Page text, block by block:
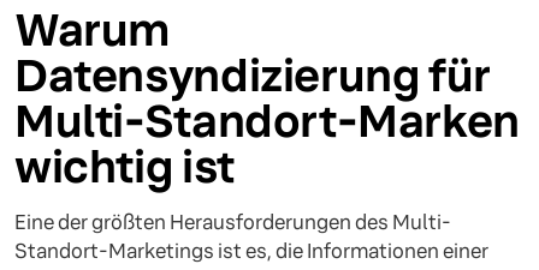
Warum
Datensyndizierung für
Multi-Standort-Marken
wichtig ist
Eine der größten Herausforderungen des Multi-
Standort-Marketings ist es, die Informationen einer